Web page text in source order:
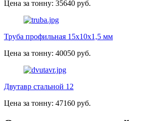
Цена за тонну: 35640 руб.
Труба профильная 15х10х1,5 мм
Цена за тонну: 40050 руб.
Двутавр стальной 12
Цена за тонну: 47160 руб.